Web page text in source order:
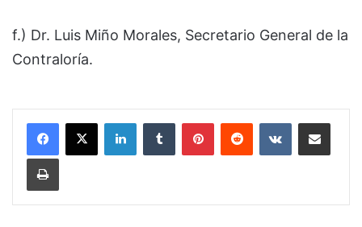
f.) Dr. Luis Miño Morales, Secretario General de la
Contraloría.